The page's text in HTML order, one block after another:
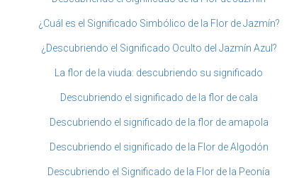
¿Cuál es el Significado Simbólico de la Flor de Jazmín?
¿Descubriendo el Significado Oculto del Jazmín Azul?
La flor de la viuda: descubriendo su significado
Descubriendo el significado de la flor de cala
Descubriendo el significado de la flor de amapola
Descubriendo el significado de la Flor de Algodón
Descubriendo el Significado de la Flor de la Peonía